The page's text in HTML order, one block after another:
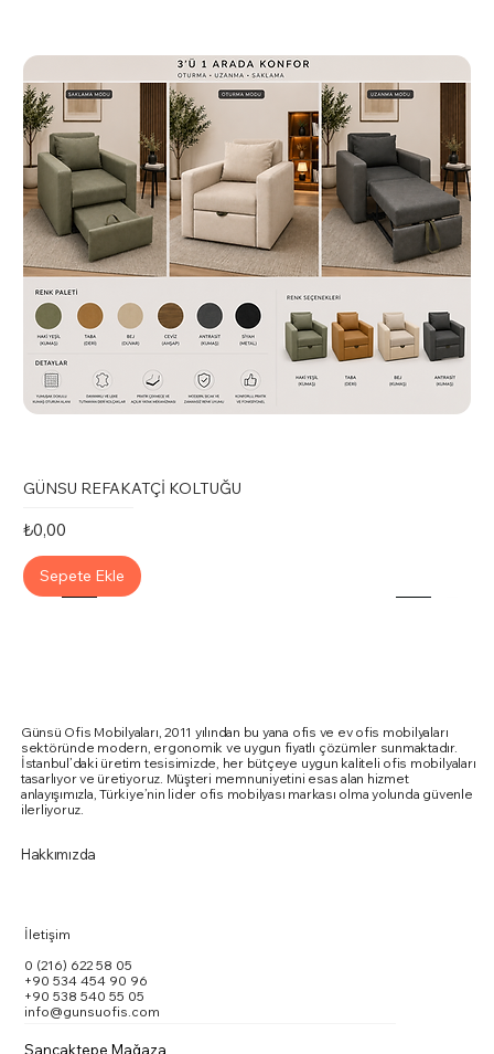
GÜNSU REFAKATÇİ KOLTUĞU
Fiyat
₺0,00
Sepete Ekle
Günsü Ofis Mobilyaları, 2011 yılından bu yana ofis ve ev ofis mobilyaları
sektöründe modern, ergonomik ve uygun fiyatlı çözümler sunmaktadır.
İstanbul’daki üretim tesisimizde, her bütçeye uygun kaliteli ofis mobilyaları
tasarlıyor ve üretiyoruz. Müşteri memnuniyetini esas alan hizmet
anlayışımızla, Türkiye’nin lider ofis mobilyası markası olma yolunda güvenle
ilerliyoruz.
Hakkımızda
İletişim
0 (216) 622 58 05
+90 534 454 90 96
+90 538 540 55 05
info@gunsuofis.com
Sancaktepe Mağaza